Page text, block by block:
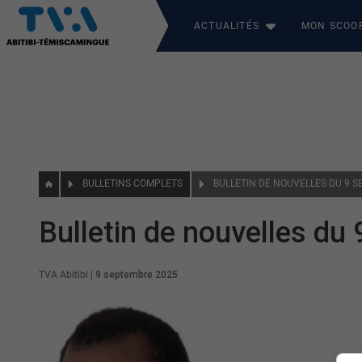
ACTUALITÉS MON
BULLETINS COMPLETS BULLETIN DE NOUVELLES DU 9
Bulletin de nouvelles du
TVA Abitibi 9 septembre 2025